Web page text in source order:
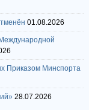
01.08.2026
Приказом Минспорта
28.07.2026